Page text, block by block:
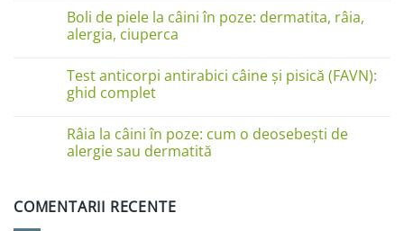
Cauze
și
soluții
comentariu
la
Boli
de
pisici
în
imagini:
miliară,
ciupercă,
alergii
și
Boli de piele la câini în poze: dermatita, râia,
alergia, ciuperca
la
Boli
de
câini
în
poze:
ciuperca
Test anticorpi antirabici câine și pisică (FAVN):
ghid complet
comentariu
la
Test
anticorpi
pisică
Râia la câini în poze: cum o deosebești de
alergie sau dermatită
Râia
COMENTARII RECENTE